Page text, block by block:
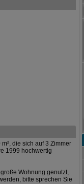
die sich auf 3 Zimmer
1999 hochwertig
Wohnung genutzt,
bitte sprechen Sie